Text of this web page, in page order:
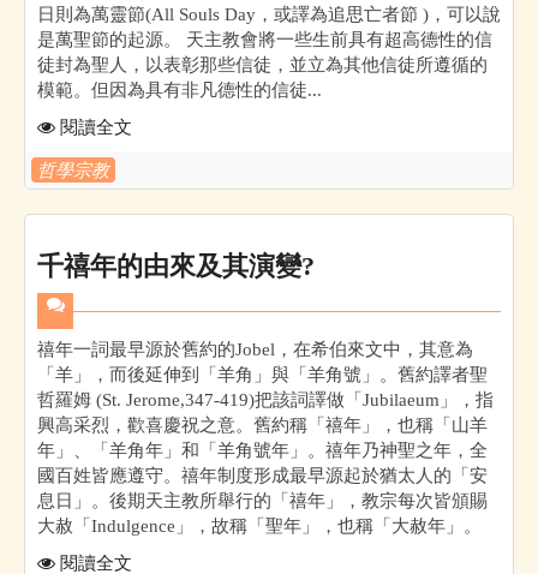
日則為萬靈節(All Souls Day，或譯為追思亡者節 )，可以說
是萬聖節的起源。 天主教會將一些生前具有超高德性的信
徒封為聖人，以表彰那些信徒，並立為其他信徒所遵循的
模範。但因為具有非凡德性的信徒...
閱讀全文
哲學宗教
千禧年的由來及其演變?
禧年一詞最早源於舊約的Jobel，在希伯來文中，其意為
「羊」，而後延伸到「羊角」與「羊角號」。舊約譯者聖
哲羅姆 (St. Jerome,347-419)把該詞譯做「Jubilaeum」，指
興高采烈，歡喜慶祝之意。舊約稱「禧年」，也稱「山羊
年」、「羊角年」和「羊角號年」。禧年乃神聖之年，全
國百姓皆應遵守。禧年制度形成最早源起於猶太人的「安
息日」。後期天主教所舉行的「禧年」，教宗每次皆頒賜
大赦「Indulgence」，故稱「聖年」，也稱「大赦年」。
閱讀全文